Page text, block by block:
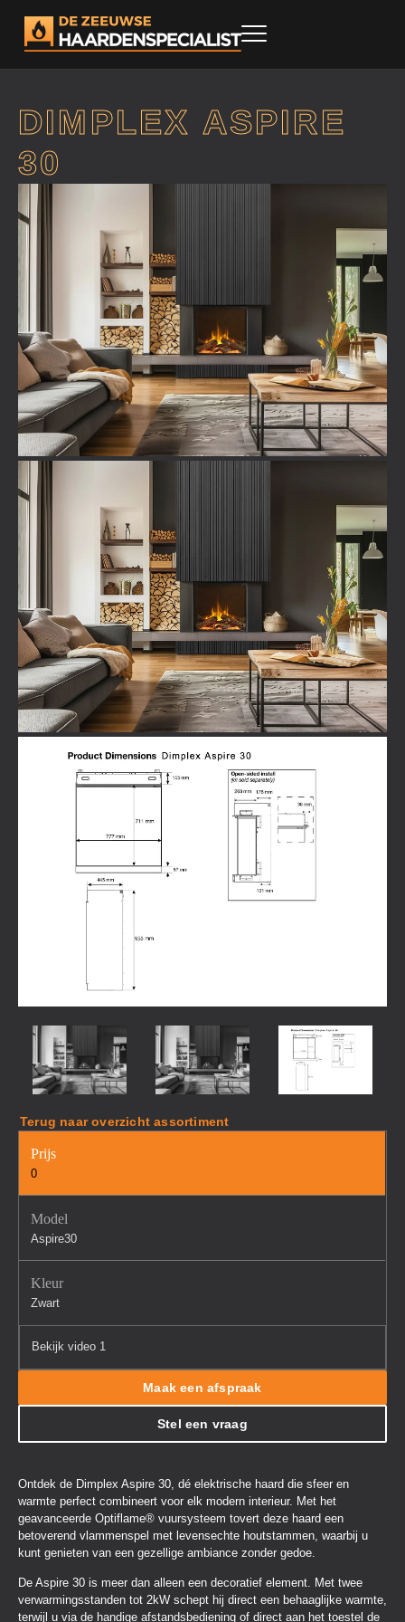
DIMPLEX ASPIRE
30
Terug naar overzicht assortiment
Prijs
0
Model
Aspire30
Kleur
Zwart
Bekijk video 1
Maak een afspraak
Stel een vraag
Ontdek de Dimplex Aspire 30, dé elektrische haard die sfeer en
warmte perfect combineert voor elk modern interieur. Met het
geavanceerde Optiflame® vuursysteem tovert deze haard een
betoverend vlammenspel met levensechte houtstammen, waarbij u
kunt genieten van een gezellige ambiance zonder gedoe.
De Aspire 30 is meer dan alleen een decoratief element. Met twee
verwarmingsstanden tot 2kW schept hij direct een behaaglijke warmte,
terwijl u via de handige afstandsbediening of direct aan het toestel de